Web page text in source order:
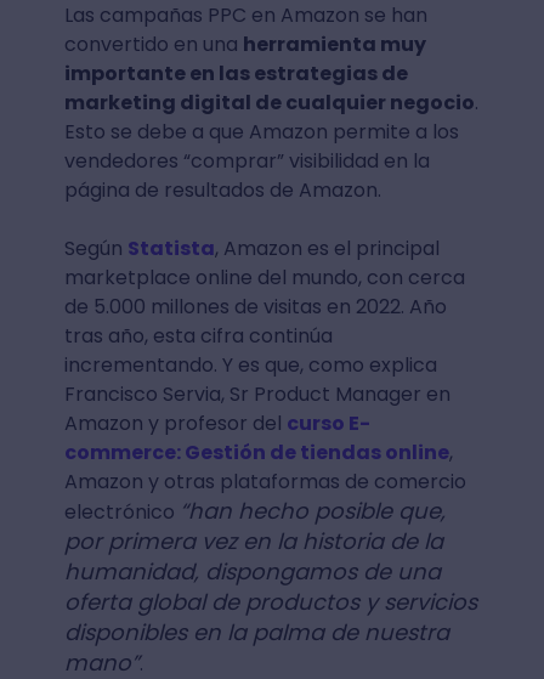
Las campañas PPC en Amazon se han
convertido en una herramienta muy
importante en las estrategias de
marketing digital de cualquier negocio.
Esto se debe a que Amazon permite a los
vendedores “comprar” visibilidad en la
página de resultados de Amazon.
Según Statista, Amazon es el principal
marketplace online del mundo, con cerca
de 5.000 millones de visitas en 2022. Año
tras año, esta cifra continúa
incrementando. Y es que, como explica
Francisco Servia, Sr Product Manager en
Amazon y profesor del curso E-
commerce: Gestión de tiendas online,
Amazon y otras plataformas de comercio
electrónico “han hecho posible que,
por primera vez en la historia de la
humanidad, dispongamos de una
oferta global de productos y servicios
disponibles en la palma de nuestra
mano”.